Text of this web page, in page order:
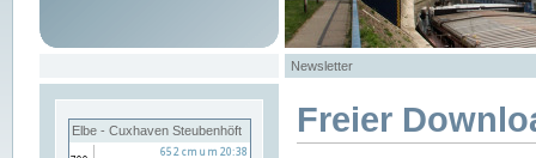
Newsletter
Elbe - Cuxhaven Steubenhöft Freier